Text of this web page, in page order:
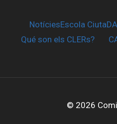
NotíciesEscola
Qué son els CLERs?
© 2026